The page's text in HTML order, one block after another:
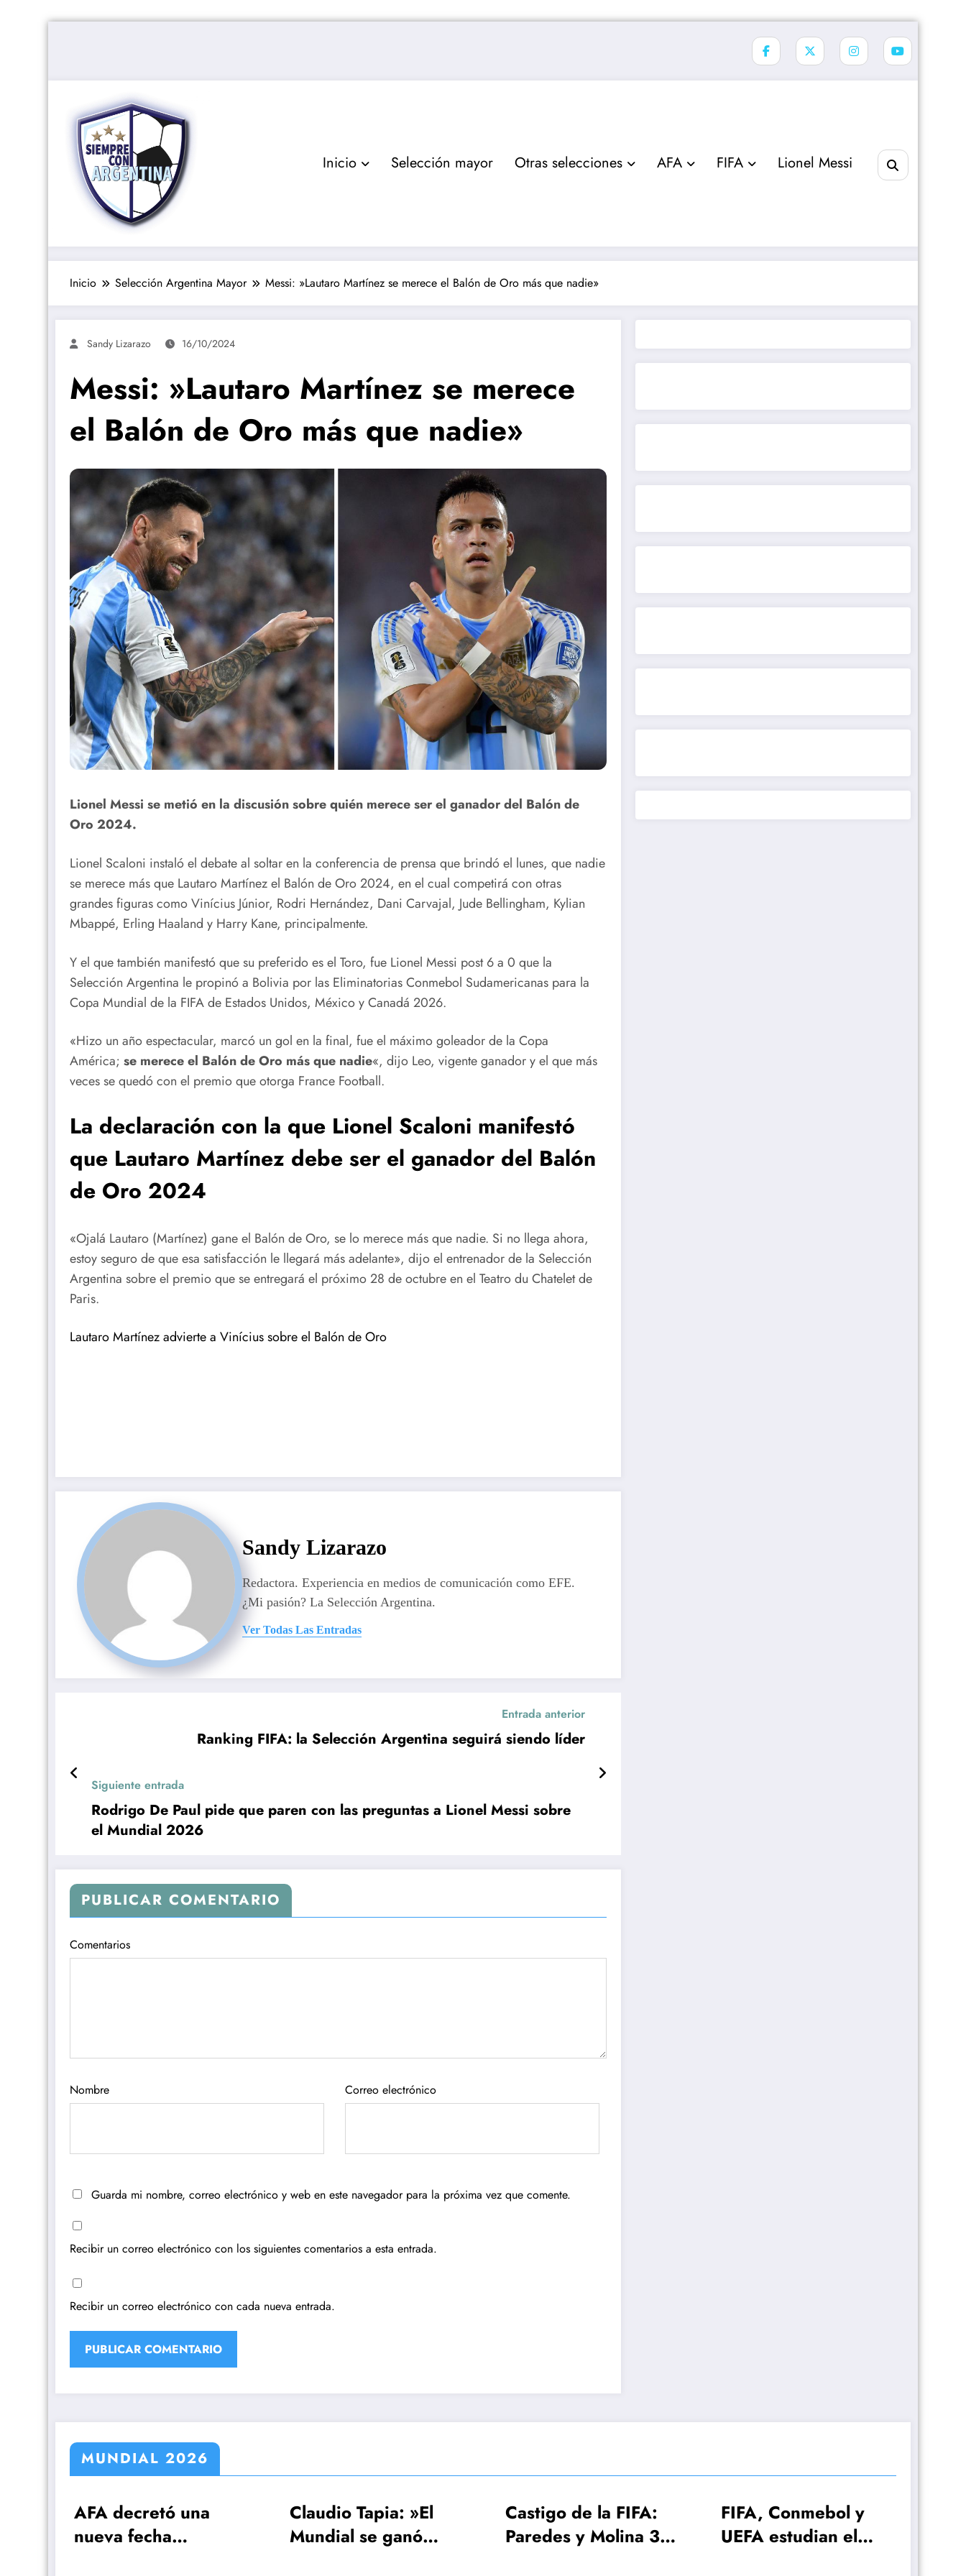
Inicio Selección mayor Otras selecciones AFA FIFA Lionel Messi
Inicio Selección Argentina Mayor Messi: »Lautaro Martínez se merece el Balón de Oro más que nadie»
Sandy Lizarazo 16/10/2024
Messi: »Lautaro Martínez se merece
el Balón de Oro más que nadie»
Lionel Messi se metió en la discusión sobre quién merece ser el ganador del Balón de
Oro 2024.
Lionel Scaloni instaló el debate al soltar en la conferencia de prensa que brindó el lunes, que nadie
se merece más que Lautaro Martínez el Balón de Oro 2024, en el cual competirá con otras
grandes figuras como Vinícius Júnior, Rodri Hernández, Dani Carvajal, Jude Bellingham, Kylian
Mbappé, Erling Haaland y Harry Kane, principalmente.
Y el que también manifestó que su preferido es el Toro, fue Lionel Messi post 6 a 0 que la
Selección Argentina le propinó a Bolivia por las Eliminatorias Conmebol Sudamericanas para la
Copa Mundial de la FIFA de Estados Unidos, México y Canadá 2026.
«Hizo un año espectacular, marcó un gol en la final, fue el máximo goleador de la Copa
América; se merece el Balón de Oro más que nadie«, dijo Leo, vigente ganador y el que más
veces se quedó con el premio que otorga France Football.
La declaración con la que Lionel Scaloni manifestó
que Lautaro Martínez debe ser el ganador del Balón
de Oro 2024
«Ojalá Lautaro (Martínez) gane el Balón de Oro, se lo merece más que nadie. Si no llega ahora,
estoy seguro de que esa satisfacción le llegará más adelante», dijo el entrenador de la Selección
Argentina sobre el premio que se entregará el próximo 28 de octubre en el Teatro du Chatelet de
Paris.
Lautaro Martínez advierte a Vinícius sobre el Balón de Oro
Sandy Lizarazo
Redactora. Experiencia en medios de comunicación como EFE.
¿Mi pasión? La Selección Argentina.
Ver Todas Las Entradas
Entrada anterior
Ranking FIFA: la Selección Argentina seguirá siendo líder
Siguiente entrada
Rodrigo De Paul pide que paren con las preguntas a Lionel Messi sobre
el Mundial 2026
PUBLICAR COMENTARIO
Comentarios
Nombre Correo electrónico
Guarda mi nombre, correo electrónico y web en este navegador para la próxima vez que comente.
Recibir un correo electrónico con los siguientes comentarios a esta entrada.
Recibir un correo electrónico con cada nueva entrada.
MUNDIAL 2026
Claudio Tapia: »El
Mundial se ganó
Castigo de la FIFA:
Paredes y Molina 3
FIFA, Conmebol y
UEFA estudian el